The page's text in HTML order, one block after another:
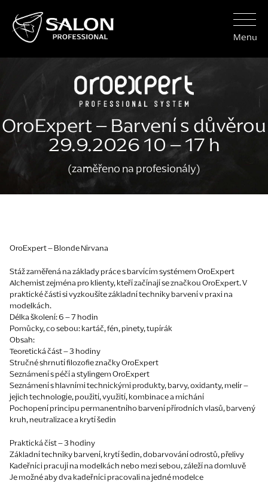
Menu
OroExpert – Barvení s důvěrou
29.9.2026 10 – 17 h
(zaměřeno na profesionály)
OroExpert – Blonde Nirvana
Stáž zaměřená na základy práce s barvícím systémem OroExpert
Alchemist zejména pro klienty, kteří začínají se značkou OroExpert. V
praktické části si vyzkoušíte základní techniky barvení v praxi na
modelkách.
Délka školení: 6 – 7 hodin
Pomůcky, co sebou: kartáč, fén, pinety, tupírák
Obsah:
Teoretická část – 3 hodiny
Stručné shrnutí filozofie značky OroExpert
Seznámení s péčí a stylingem OroExpert
Seznámení s hlavními technickými produkty, barvy, oxidanty, melír –
jejich technologie, použití, využití, kombinace a míchání
Pochopení principu permanentního barvení přírodních vlasů, barvený
kruh, neutralizace a krytí šedin
Praktická číst – 3 hodiny
Základní techniky barvení, krytí šedin, dobarvování odrostů, přelivy
Kadeřníci pracují na modelkách nebo mezi sebou, záleží na domluvě
Je možné aby dva kadeřníci pracovali na jedné modelce